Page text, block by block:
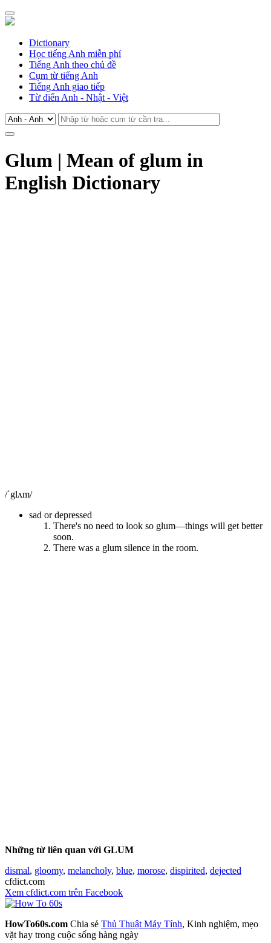
Dictionary
Học tiếng Anh miễn phí
Tiếng Anh theo chủ đề
Cụm từ tiếng Anh
Tiếng Anh giao tiếp
Từ điển Anh - Nhật - Việt
Glum | Mean of glum in
English Dictionary
/ˈglʌm/
sad or depressed
There's no need to look so glum—things will get better
soon.
There was a glum silence in the room.
Những từ liên quan với GLUM
dismal, gloomy, melancholy, blue, morose, dispirited, dejected
cfdict.com
Xem cfdict.com trên Facebook
HowTo60s.com Chia sẻ Thủ Thuật Máy Tính, Kinh nghiệm, mẹo
vặt hay trong cuộc sống hàng ngày